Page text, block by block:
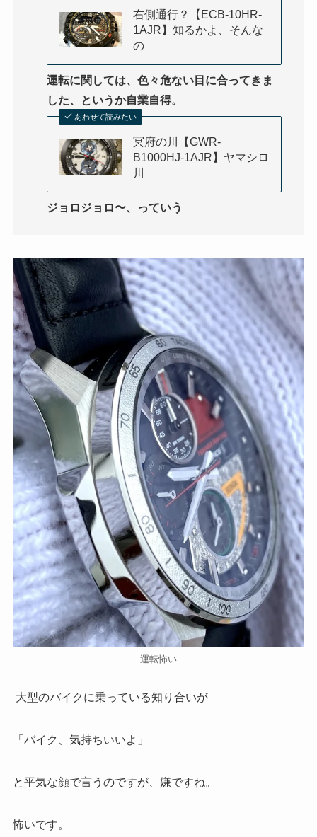
右側通行？【ECB-10HR-
1AJR】知るかよ、そんな
の
運転に関しては、色々危ない目に合ってきま
した、というか自業自得。
あわせて読みたい
冥府の川【GWR-
B1000HJ-1AJR】ヤマシロ
川
ジョロジョロ〜、っていう
運転怖い
大型のバイクに乗っている知り合いが
「バイク、気持ちいいよ」
と平気な顔で言うのですが、嫌ですね。
怖いです。